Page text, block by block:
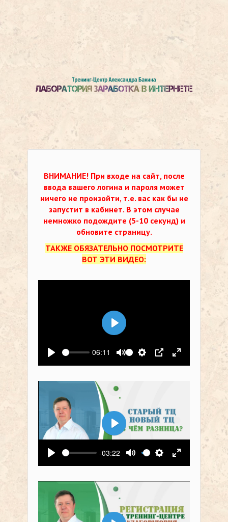
ВНИМАНИЕ! При входе на сайт, после
ввода вашего логина и пароля может
ничего не произойти, т.е. вас как бы не
запустит в кабинет. В этом случае
немножко подождите (5-10 секунд) и
обновите страницу.
ТАКЖЕ ОБЯЗАТЕЛЬНО ПОСМОТРИТЕ
ВОТ ЭТИ ВИДЕО:
Воспроизвести
06:11
Выключить звук
Настройки
PIP На весь
Воспроизвести
Воспроизвести
-03:22
Выключить звук
Настройки
На весь
Воспроизвести